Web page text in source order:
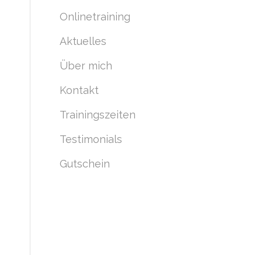
Onlinetraining
Aktuelles
Über mich
Kontakt
Trainingszeiten
Testimonials
Gutschein